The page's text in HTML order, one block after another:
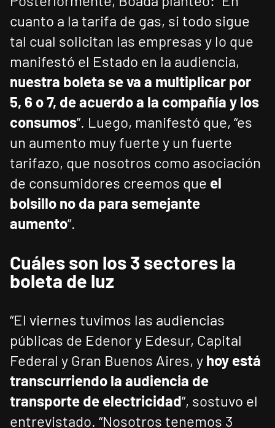
cuanto a la tarifa de gas, si todo sigue
tal cual solicitan las empresas y lo que
manifestó el Estado en la audiencia,
nuestra boleta se va a multiplicar por
5, 6 o 7, de acuerdo a la compañía y los
consumos”. Luego, manifestó que, “es
un aumento muy fuerte y un fuerte
tarifazo, que nosotros como asociación
de consumidores creemos que el
bolsillo no da para semejante
aumento”.
Cuáles son los 3 sectores la
boleta de luz
“El viernes tuvimos las audiencias
públicas de Edenor y Edesur, Capital
Federal y Gran Buenos Aires, y hoy está
transcurriendo la audiencia de
transporte de electricidad”, sostuvo el
entrevistado. “Nosotros tenemos 3